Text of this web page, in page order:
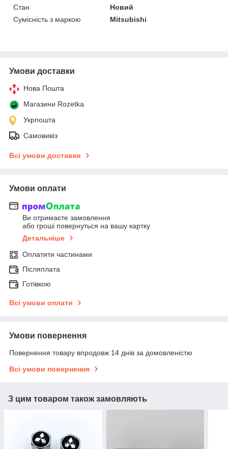
Стан
Новий
Сумісність з маркою
Mitsubishi
Умови доставки
Нова Пошта
Магазини Rozetka
Укрпошта
Самовивіз
Всі умови доставки
Умови оплати
Ви отримаєте замовлення
або гроші повернуться на вашу картку
Детальніше
Оплатити частинами
Післяплата
Готівкою
Всі умови оплати
Умови повернення
Повернення товару впродовж 14 днів за домовленістю
Всі умови повернення
З цим товаром також замовляють